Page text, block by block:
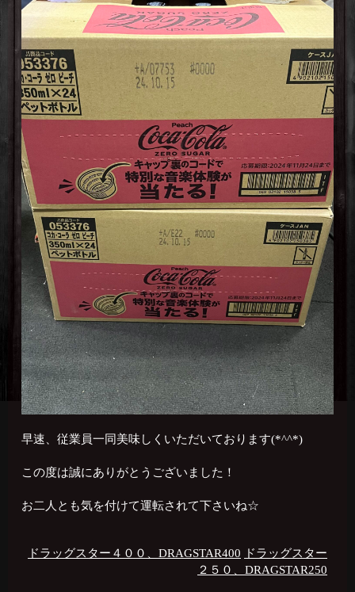
早速、従業員一同美味しくいただいております(*^^*)
この度は誠にありがとうございました！
お二人とも気を付けて運転されて下さいね☆
ドラッグスター４００、DRAGSTAR400
ドラッグスター
２５０、DRAGSTAR250